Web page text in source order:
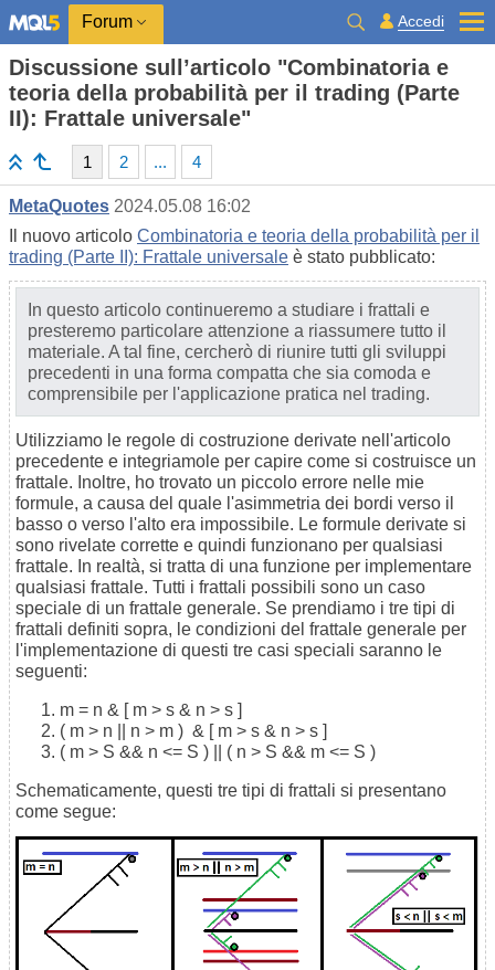
Forum Accedi
Discussione sull’articolo "Combinatoria e
teoria della probabilità per il trading (Parte
II): Frattale universale"
1 2 ... 4
MetaQuotes 2024.05.08 16:02
Il nuovo articolo Combinatoria e teoria della probabilità per il
trading (Parte II): Frattale universale è stato pubblicato:
In questo articolo continueremo a studiare i frattali e
presteremo particolare attenzione a riassumere tutto il
materiale. A tal fine, cercherò di riunire tutti gli sviluppi
precedenti in una forma compatta che sia comoda e
comprensibile per l'applicazione pratica nel trading.
Utilizziamo le regole di costruzione derivate nell'articolo
precedente e integriamole per capire come si costruisce un
frattale. Inoltre, ho trovato un piccolo errore nelle mie
formule, a causa del quale l'asimmetria dei bordi verso il
basso o verso l'alto era impossibile. Le formule derivate si
sono rivelate corrette e quindi funzionano per qualsiasi
frattale. In realtà, si tratta di una funzione per implementare
qualsiasi frattale. Tutti i frattali possibili sono un caso
speciale di un frattale generale. Se prendiamo i tre tipi di
frattali definiti sopra, le condizioni del frattale generale per
l'implementazione di questi tre casi speciali saranno le
seguenti:
m = n & [ m > s & n > s ]
( m > n || n > m ) & [ m > s & n > s ]
( m > S && n <= S ) || ( n > S && m <= S )
Schematicamente, questi tre tipi di frattali si presentano
come segue: